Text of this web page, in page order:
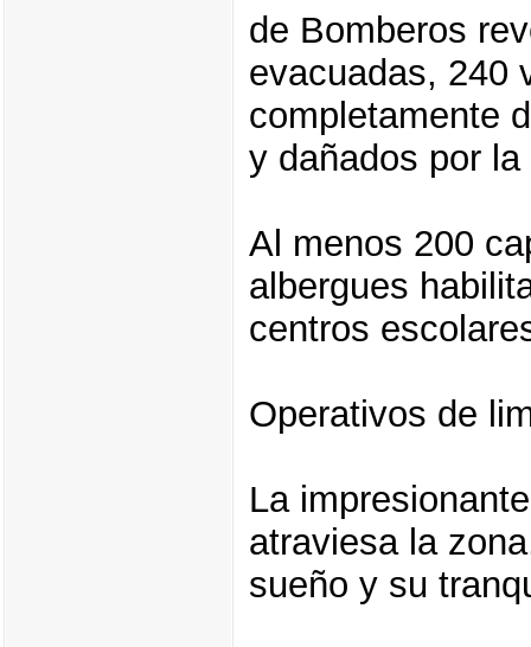
de Bomberos
evacuadas, 240
completamente
y dañados por
Al menos 200
albergues
centros
Operativos de
La
atraviesa la
sueño y su